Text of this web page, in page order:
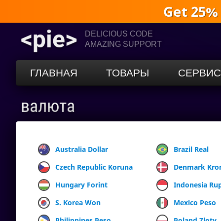
Get
<pie>
DELICIOUS CODE
AMAZING SUPPORT
ГЛАВНАЯ ТОВАРЫ
валюта
Australia Dollar Brazil Real
Czech Republic Koruna
Denmark
Hungary Forint
Indonesia
S. Korea Won
Mexico Peso